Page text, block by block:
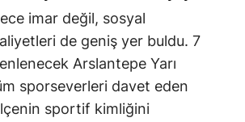
imar değil, sosyal
de geniş yer buldu. 7
Arslantepe Yarı
sporseverleri davet eden
sportif kimliğini